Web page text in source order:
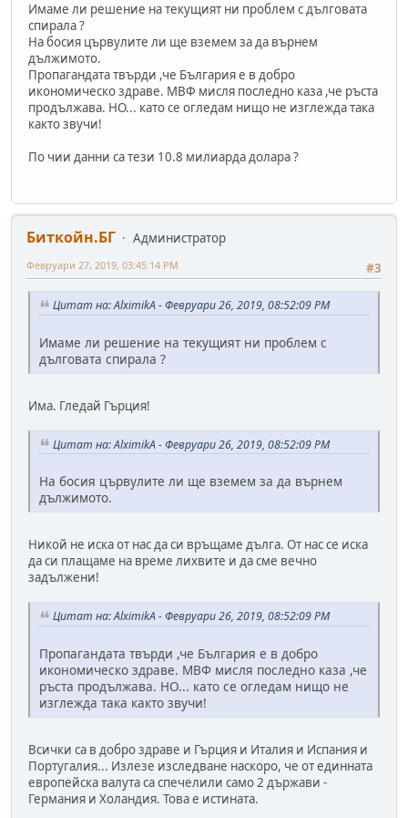
Имаме ли решение на текущият ни проблем с дълговата
спирала ?
На босия цървулите ли ще вземем за да върнем
дължимото.
Пропагандата твърди ,че България е в добро
икономическо здраве. МВФ мисля последно каза ,че ръста
продължава. НО... като се огледам нищо не изглежда така
както звучи!
По чии данни са тези 10.8 милиарда долара ?
Биткойн.БГ
Администратор
#3
Февруари 27, 2019, 03:45:14 PM
Цитат на: AlximikA - Февруари 26, 2019, 08:52:09 PM
Имаме ли решение на текущият ни проблем с
дълговата спирала ?
Има. Гледай Гърция!
Цитат на: AlximikA - Февруари 26, 2019, 08:52:09 PM
На босия цървулите ли ще вземем за да върнем
дължимото.
Никой не иска от нас да си връщаме дълга. От нас се иска
да си плащаме на време лихвите и да сме вечно
задължени!
Цитат на: AlximikA - Февруари 26, 2019, 08:52:09 PM
Пропагандата твърди ,че България е в добро
икономическо здраве. МВФ мисля последно каза ,че
ръста продължава. НО... като се огледам нищо не
изглежда така както звучи!
Всички са в добро здраве и Гърция и Италия и Испания и
Португалия... Излезе изследване наскоро, че от единната
европейска валута са спечелили само 2 държави -
Германия и Холандия. Това е истината.